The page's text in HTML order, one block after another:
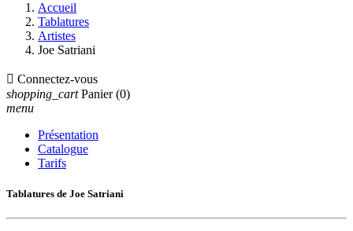
Accueil
Tablatures
Artistes
Joe Satriani
 Connectez-vous
shopping_cart Panier (0)
menu
Présentation
Catalogue
Tarifs
Tablatures de Joe Satriani